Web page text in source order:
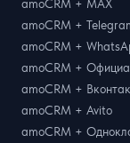
amoCRM + MAX
amoCRM +
amoCRM +
amoCRM +
amoCRM +
amoCRM + Avito
amoCRM +